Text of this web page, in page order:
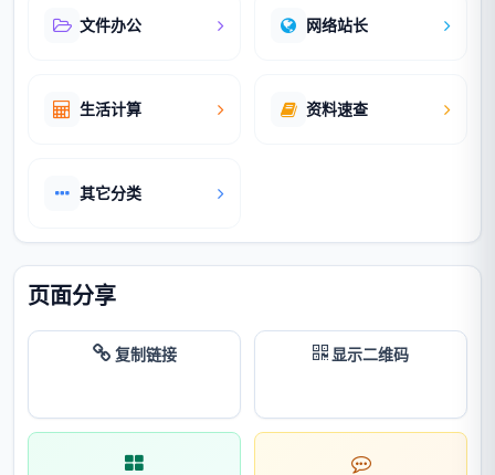
文件办公 网络站长
生活计算 资料速查
其它分类
页面分享
复制链接 显示二维码